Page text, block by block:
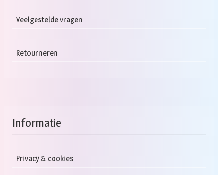
Veelgestelde vragen
Retourneren
Informatie
Privacy & cookies